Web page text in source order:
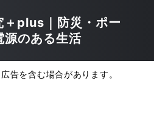
＋plus｜防災・ポー
源のある生活
告を含む場合があります。